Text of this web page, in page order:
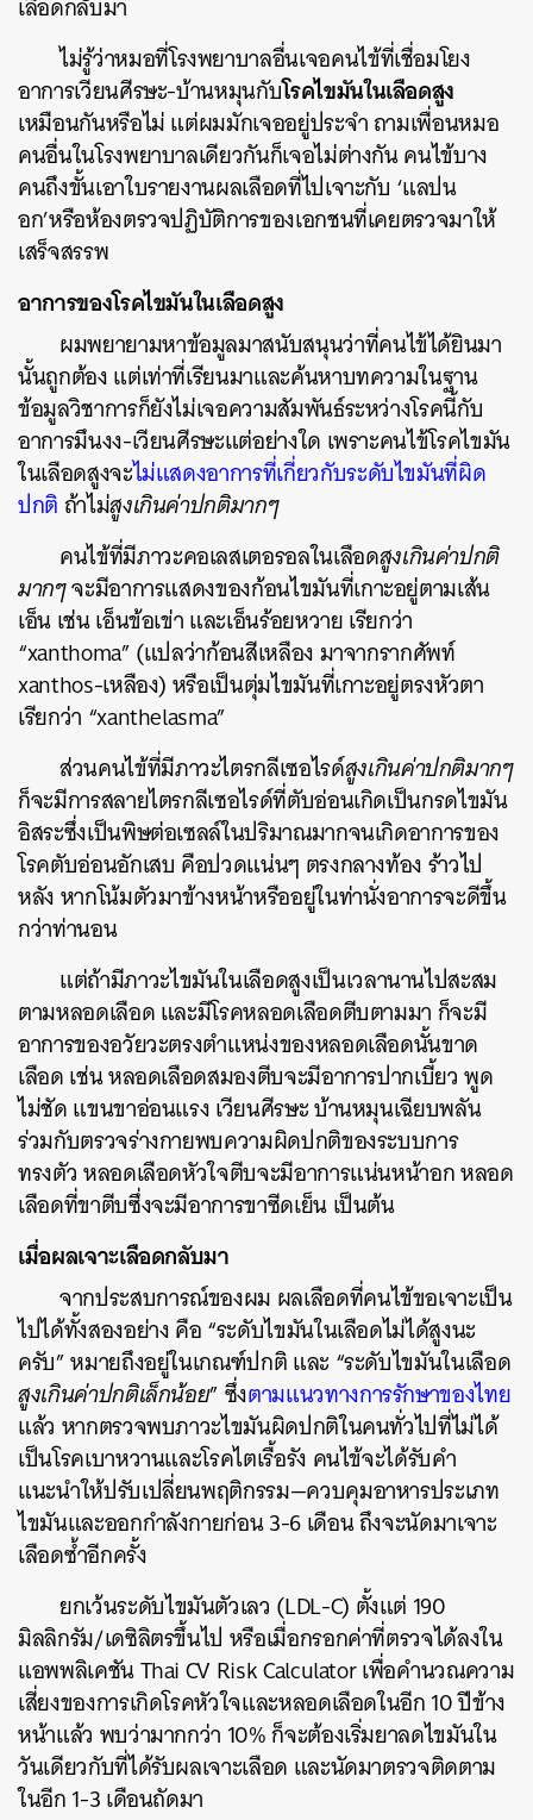
ไม่รู้ว่าหมอที่โรงพยาบาลอื่นเจอคนไข้ที่เชื่อมโยง
อาการเวียนศีรษะ-บ้านหมุนกับโรคไขมันในเลือดสูง
เหมือนกันหรือไม่ แต่ผมมักเจออยู่ประจำ ถามเพื่อนหมอ
คนอื่นในโรงพยาบาลเดียวกันก็เจอไม่ต่างกัน คนไข้บาง
คนถึงขั้นเอาใบรายงานผลเลือดที่ไปเจาะกับ ‘แลปน
อก’หรือห้องตรวจปฏิบัติการของเอกชนที่เคยตรวจมาให้
เสร็จสรรพ
อาการของโรคไขมันในเลือดสูง
ผมพยายามหาข้อมูลมาสนับสนุนว่าที่คนไข้ได้ยินมา
นั้นถูกต้อง แต่เท่าที่เรียนมาและค้นหาบทความในฐาน
ข้อมูลวิชาการก็ยังไม่เจอความสัมพันธ์ระหว่างโรคนี้กับ
อาการมึนงง-เวียนศีรษะแต่อย่างใด เพราะคนไข้โรคไขมัน
ในเลือดสูงจะไม่แสดงอาการที่เกี่ยวกับระดับไขมันที่ผิด
ปกติ ถ้าไม่สูงเกินค่าปกติมากๆ
คนไข้ที่มีภาวะคอเลสเตอรอลในเลือดสูงเกินค่าปกติ
มากๆจะมีอาการแสดงของก้อนไขมันที่เกาะอยู่ตามเส้น
เอ็น เช่น เอ็นข้อเข่า และเอ็นร้อยหวาย เรียกว่า
“xanthoma” (แปลว่าก้อนสีเหลือง มาจากรากศัพท์
xanthos-เหลือง) หรือเป็นตุ่มไขมันที่เกาะอยู่ตรงหัวตา
เรียกว่า “xanthelasma”
ส่วนคนไข้ที่มีภาวะไตรกลีเซอไรด์สูงเกินค่าปกติมากๆ
ก็จะมีการสลายไตรกลีเซอไรด์ที่ตับอ่อนเกิดเป็นกรดไขมัน
อิสระซึ่งเป็นพิษต่อเซลล์ในปริมาณมากจนเกิดอาการของ
โรคตับอ่อนอักเสบ คือปวดแน่นๆ ตรงกลางท้อง ร้าวไป
หลัง หากโน้มตัวมาข้างหน้าหรืออยู่ในท่านั่งอาการจะดีขึ้น
กว่าท่านอน
แต่ถ้ามีภาวะไขมันในเลือดสูงเป็นเวลานานไปสะสม
ตามหลอดเลือด และมีโรคหลอดเลือดตีบตามมา ก็จะมี
อาการของอวัยวะตรงตำแหน่งของหลอดเลือดนั้นขาด
เลือด เช่น หลอดเลือดสมองตีบจะมีอาการปากเบี้ยว พูด
ไม่ชัด แขนขาอ่อนแรง เวียนศีรษะ บ้านหมุนเฉียบพลัน
ร่วมกับตรวจร่างกายพบความผิดปกติของระบบการ
ทรงตัว หลอดเลือดหัวใจตีบจะมีอาการแน่นหน้าอก หลอด
เลือดที่ขาตีบซึ่งจะมีอาการขาซีดเย็น เป็นต้น
เมื่อผลเจาะเลือดกลับมา
จากประสบการณ์ของผม ผลเลือดที่คนไข้ขอเจาะเป็น
ไปได้ทั้งสองอย่าง คือ “ระดับไขมันในเลือดไม่ได้สูงนะ
ครับ” หมายถึงอยู่ในเกณฑ์ปกติ และ “ระดับไขมันในเลือด
สูงเกินค่าปกติเล็กน้อย” ซึ่งตามแนวทางการรักษาของไทย
แล้ว หากตรวจพบภาวะไขมันผิดปกติในคนทั่วไปที่ไม่ได้
เป็นโรคเบาหวานและโรคไตเรื้อรัง คนไข้จะได้รับคำ
แนะนำให้ปรับเปลี่ยนพฤติกรรม—ควบคุมอาหารประเภท
ไขมันและออกกำลังกายก่อน 3-6 เดือน ถึงจะนัดมาเจาะ
เลือดซ้ำอีกครั้ง
ยกเว้นระดับไขมันตัวเลว (LDL-C) ตั้งแต่ 190
มิลลิกรัม/เดซิลิตรขึ้นไป หรือเมื่อกรอกค่าที่ตรวจได้ลงใน
แอพพลิเคชัน Thai CV Risk Calculator เพื่อคำนวณความ
เสี่ยงของการเกิดโรคหัวใจและหลอดเลือดในอีก 10 ปีข้าง
หน้าแล้ว พบว่ามากกว่า 10% ก็จะต้องเริ่มยาลดไขมันใน
วันเดียวกับที่ได้รับผลเจาะเลือด และนัดมาตรวจติดตาม
ในอีก 1-3 เดือนถัดมา